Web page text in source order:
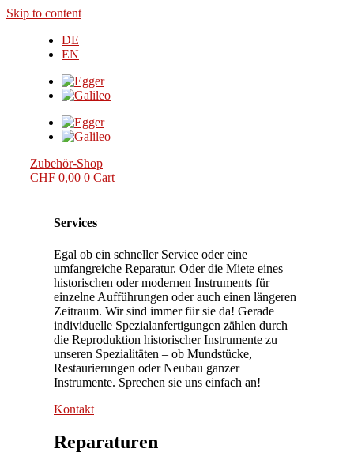
Skip to content
DE
EN
Zubehör-Shop
CHF 0,00 0 Cart
Services
Egal ob ein schneller Service oder eine
umfangreiche Reparatur. Oder die Miete eines
historischen oder modernen Instruments für
einzelne Aufführungen oder auch einen längeren
Zeitraum. Wir sind immer für sie da! Gerade
individuelle Spezialanfertigungen zählen durch
die Reproduktion historischer Instrumente zu
unseren Spezialitäten – ob Mundstücke,
Restaurierungen oder Neubau ganzer
Instrumente. Sprechen sie uns einfach an!
Kontakt
Reparaturen